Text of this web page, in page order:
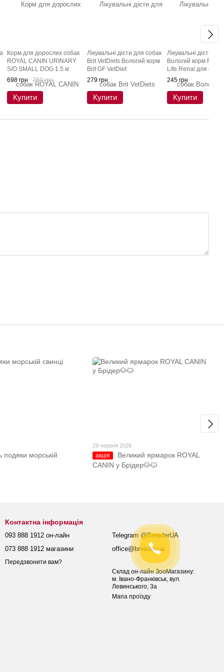
Корм для дорослих собак
ROYAL CANIN URINARY
S/O SMALL DOG 1.5 кг
698 грн
750 грн
Купити
Лікувальні дієти для собак
Brit VetDiets Вологий корм
Brit GF VetDiet
Hypoallergenic для собак, із
харчовою алергією або
непереносимістю, з лосось
та горошком, 400 г
279 грн
Купити
Лікувальні дієти
Вологий корм
Life Renal для
підтримки функції
300 г
245 грн
Купити
подяки морській
29 червня 2026
акція
Великий ярмарок ROYAL
CANIN у Брідер🐶🐱
Контактна інформація
093 888 1912 он-лайн
073 888 1912 магазини
Передзвонити вам?
Telegram @BreederUA
office@breeder.ua
Склад он-лайн ЗооМагазину:
м. Івано-Франківськ, вул.
Левинського, 3а
Мапа проїзду